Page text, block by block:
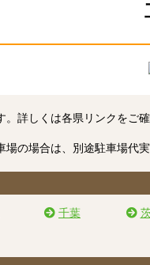
詳しくは各県リンクをご確
の場合は、別途駐車場代
千葉